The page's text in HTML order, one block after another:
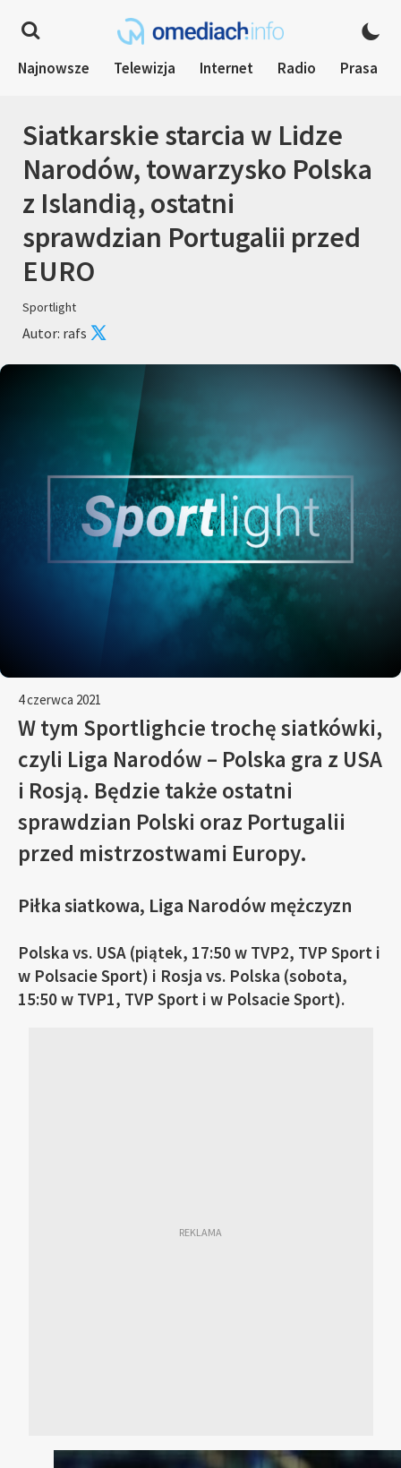
Najnowsze Telewizja Internet Radio Prasa
Siatkarskie starcia w Lidze
Narodów, towarzysko Polska
z Islandią, ostatni
sprawdzian Portugalii przed
EURO
Sportlight
Autor: rafs
4 czerwca 2021
W tym Sportlighcie trochę siatkówki,
czyli Liga Narodów – Polska gra z USA
i Rosją. Będzie także ostatni
sprawdzian Polski oraz Portugalii
przed mistrzostwami Europy.
Piłka siatkowa, Liga Narodów mężczyzn
Polska vs. USA (piątek, 17:50 w TVP2, TVP Sport i
w Polsacie Sport) i Rosja vs. Polska (sobota,
15:50 w TVP1, TVP Sport i w Polsacie Sport).